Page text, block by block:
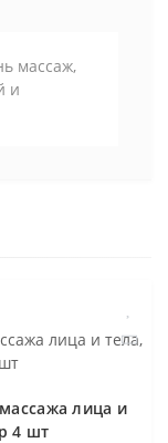
массаж,
и
лица и
4 шт